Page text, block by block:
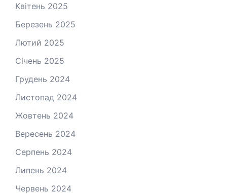
Квітень 2025
Березень 2025
Лютий 2025
Січень 2025
Грудень 2024
Листопад 2024
Жовтень 2024
Вересень 2024
Серпень 2024
Липень 2024
Червень 2024